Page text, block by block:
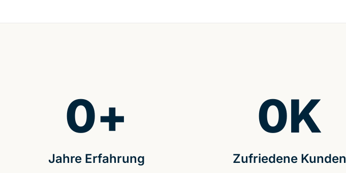
Jahre Erfahrung
0+
Zufriedene Kunden
0K